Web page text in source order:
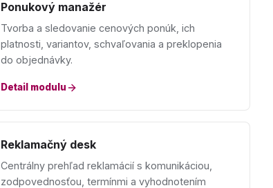
Ponukový manažér
Tvorba a sledovanie cenových ponúk, ich
platnosti, variantov, schvaľovania a preklopenia
do objednávky.
Detail modulu
Reklamačný desk
Centrálny prehľad reklamácií s komunikáciou,
zodpovednosťou, termínmi a vyhodnotením